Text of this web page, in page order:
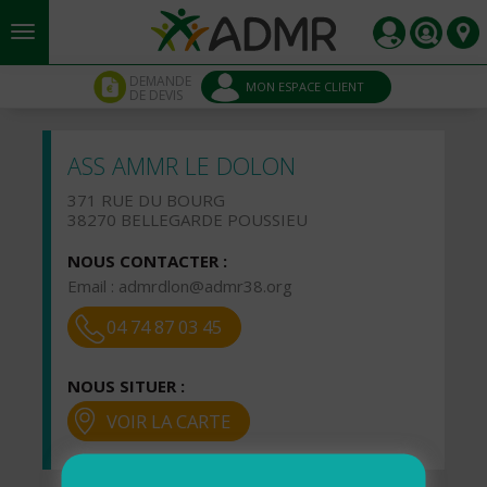
Aller au contenu principal
DEMANDE
DE DEVIS MON ESPACE CLIENT
ASS AMMR LE DOLON
371 RUE DU BOURG
38270 BELLEGARDE POUSSIEU
NOUS CONTACTER :
Email : admrdlon@admr38.org
04 74 87 03 45
NOUS SITUER :
VOIR LA CARTE
Panneau de gestion des cookies